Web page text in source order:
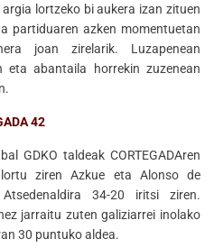
lortzeko bi aukera izan zituen
partiduaren azken momentuetan
joan zirelarik. Luzapenean
eta abantaila horrekin zuzenean
42
GDKO taldeak CORTEGADAren
ziren Azkue eta Alonso de
34-20 iritsi ziren.
jarraitu zuten galiziarrei inolako
30 puntuko aldea.